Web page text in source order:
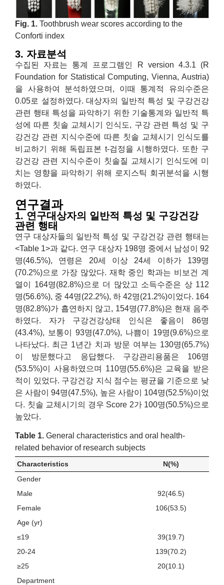
Fig. 1. Toothbrush wear scores according to the
Conforti index
3. 자료분석
수집된 자료는 통계 프로그램인 R version 4.3.1 (R
Foundation for Statistical Computing, Vienna, Austria)
을 사용하여 분석하였으며, 이때 통계적 유의수준은
0.05로 설정하였다. 대상자의 일반적 특성 및 구강건강
관련 행태 특성을 파악하기 위한 기술통계와 일반적 특
성에 따른 칫솔 교체시기 인식도, 구강 관련 특성 및 구
강건강 관련 지식수준에 따른 칫솔 교체시기 인식도를
비교하기 위해 독립표본 t-검정을 시행하였다. 또한 구
강건강 관련 지식수준이 칫솔질 교체시기 인식도에 미
치는 영향을 파악하기 위해 로지스틱 회귀분석을 시행
하였다.
연구결과
1. 연구대상자의 일반적 특성 및 구강건강
관련 행태
연구 대상자들의 일반적 특성 및 구강건강 관련 행태는
<Table 1>과 같다. 연구 대상자 198명 중에서 남성이 92
명(46.5%), 연령은 20세 이상 24세 이하가 139명
(70.2%)으로 가장 많았다. 재학 중인 학과는 비보건 계
열이 164명(82.8%)으로 더 많았고 소득수준은 상 112
명(56.6%), 중 44명(22.2%), 하 42명(21.2%)이었다. 164
명(82.8%)가 흡연하지 않고, 154명(77.8%)은 현재 음주
하였다. 자가 구강건강상태 인식은 좋음이 86명
(43.4%), 보통이 93명(47.0%), 나쁨이 19명(9.6%)으로
나타났다. 최근 1년간 치과 방문 여부는 130명(65.7%)
이 방문했다고 응답했다. 구강관리용품은 106명
(53.5%)이 사용하였으며 110명(55.6%)은 교육을 받은
적이 있었다. 구강건강 지식 점수는 평균을 기준으로 낮
은 사람이 94명(47.5%), 높은 사람이 104명(52.5%)이었
다. 칫솔 교체시기의 경우 Score 2가 100명(50.5%)으로
높았다.
Table 1. General characteristics and oral health-
related behavior of research subjects
Characteristics
N(%)
Gender
Male
92(46.5)
Female
106(53.5)
Age (yr)
≤19
39(19.7)
20-24
139(70.2)
≥25
20(10.1)
Department